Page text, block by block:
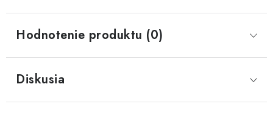
Hodnotenie produktu (0)
Diskusia